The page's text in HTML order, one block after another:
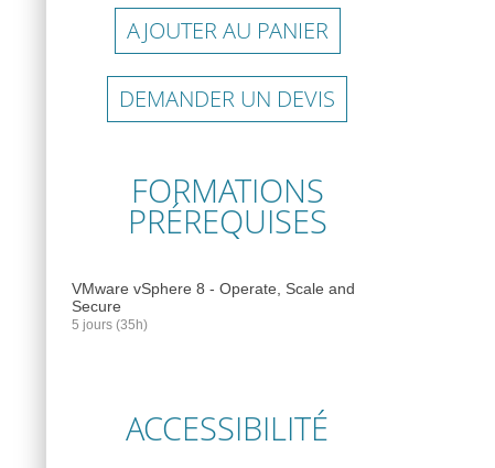
AJOUTER AU PANIER
DEMANDER UN DEVIS
FORMATIONS
PRÉREQUISES
VMware vSphere 8 - Operate, Scale and
Secure
5 jours (35h)
ACCESSIBILITÉ